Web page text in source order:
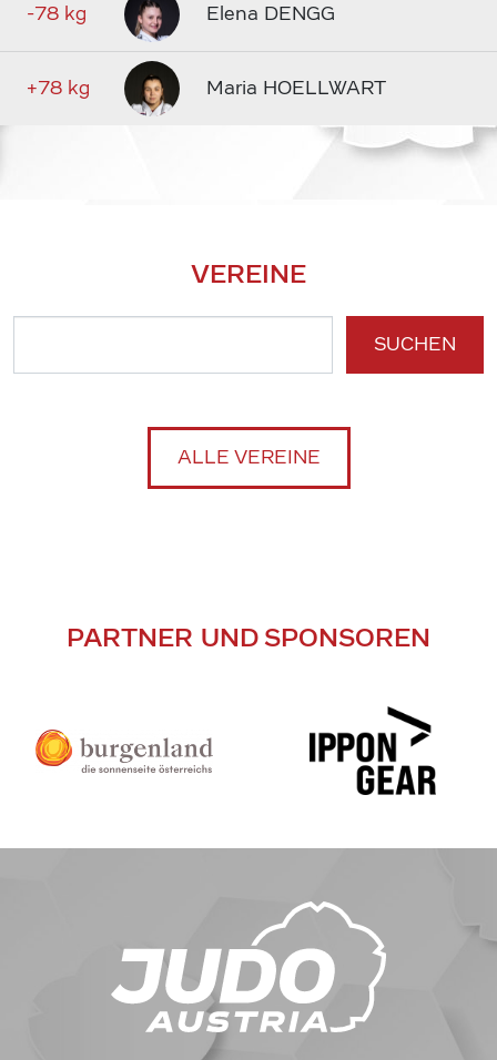
-78 kg Elena DENGG
+78 kg Maria HOELLWART
VEREINE
SUCHEN
ALLE VEREINE
PARTNER UND SPONSOREN